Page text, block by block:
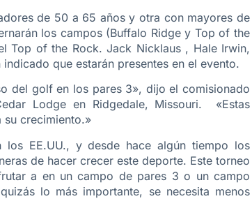
de 50 a 65 años y otra con mayores de
los campos (Buffalo Ridge y Top of the
Top of the Rock. Jack Nicklaus , Hale Irwin,
que estarán presentes en el evento.
del golf en los pares 3», dijo el comisionado
Lodge en Ridgedale, Missouri. «Estas
su crecimiento.»
EE.UU., y desde hace algún tiempo los
de hacer crecer este deporte. Este torneo
a en un campo de pares 3 o un campo
lo más importante, se necesita menos